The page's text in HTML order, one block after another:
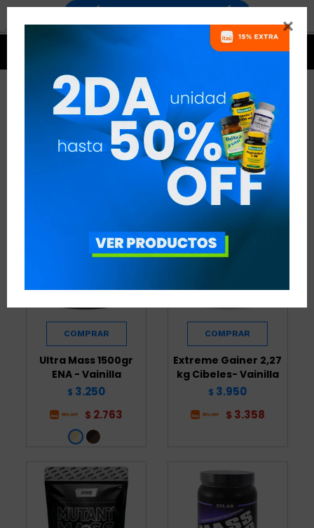

GANADORES DE MASA
RECOMENDADOS
Ultra Mass 1500gr
ENA - Vainilla
$ 3.250
$ 2.763
Extreme Gainer 2,27
kg Cibeles- Vainilla
$ 3.950
$ 3.358